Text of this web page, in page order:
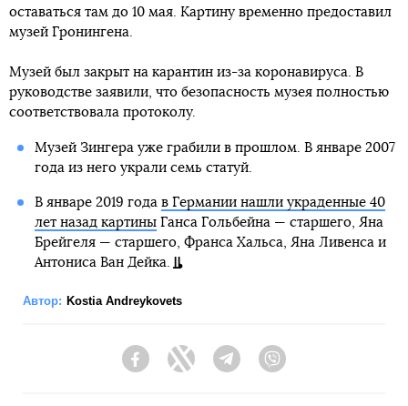
оставаться там до 10 мая. Картину временно предоставил ​​
музей Гронингена.
Музей был закрыт на карантин из-за коронавируса. В
руководстве заявили, что безопасность музея полностью
соответствовала протоколу.
Музей Зингера уже грабили в прошлом. В январе 2007
года из него украли семь статуй.
В январе 2019 года в Германии нашли украденные 40
лет назад картиныГанса Гольбейна — старшего, Яна
Брейгеля — старшего, Франса Хальса, Яна Ливенса и
Антониса Ван Дейка.
Автор: Kostia Andreykovets
FacebookTwitter Telegram